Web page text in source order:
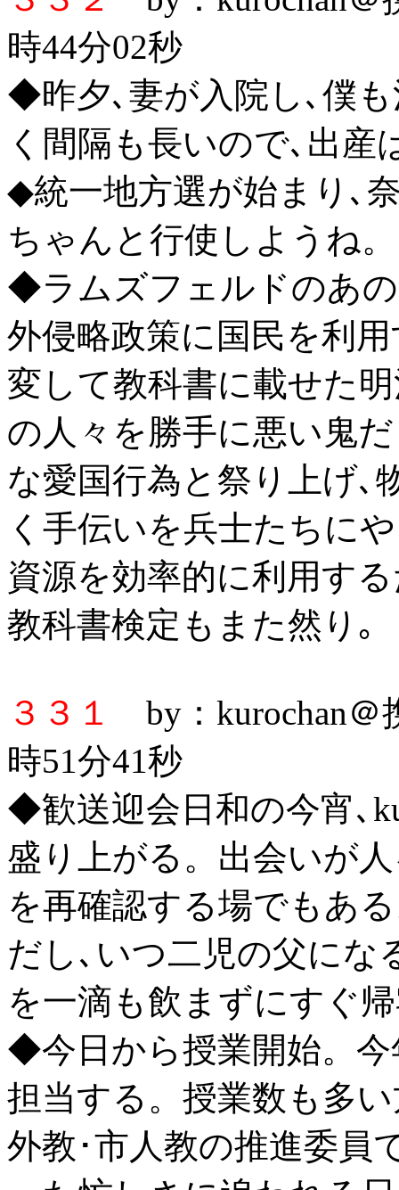
時44分02秒
◆昨夕､妻が入院し､僕
く間隔も長いので､出産
◆統一地方選が始まり､
ちゃんと行使しようね。
◆ラムズフェルドのあ
外侵略政策に国民を利
変して教科書に載せた
の人々を勝手に悪い鬼
な愛国行為と祭り上げ､
く手伝いを兵士たちに
資源を効率的に利用す
教科書検定もまた然り｡
３３１
by：kurochan
時51分41秒
◆歓送迎会日和の今宵､
盛り上がる。出会いが
を再確認する場でもあ
だし､いつ二児の父にな
を一滴も飲まずにすぐ
◆今日から授業開始。今
担当する。授業数も多
外教･市人教の推進委員